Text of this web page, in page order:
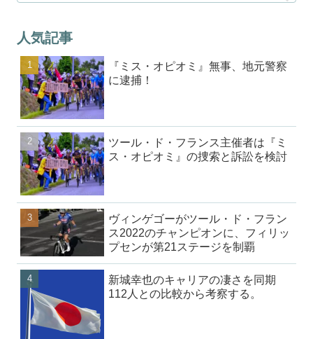
人気記事
『ミス・オピオミ』無事、地元警察
に逮捕！
ツール・ド・フランス主催者は『ミ
ス・オピオミ』の捜索と訴訟を検討
ヴィンゲゴーがツール・ド・フラン
ス2022のチャンピオンに、フィリッ
プセンが第21ステージを制覇
新城幸也のキャリアの凄さを同期
112人との比較から考察する。